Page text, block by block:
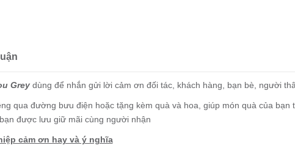
Grey dùng để nhắn gửi lời cảm ơn đối tác, khách hàng, bạn bè, người
qua đường bưu điện hoặc tặng kèm quà và hoa, giúp món quà của bạn
được lưu giữ mãi cùng người nhận
cảm ơn hay và ý nghĩa